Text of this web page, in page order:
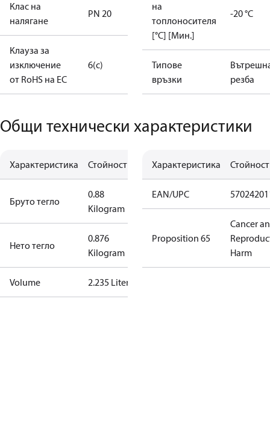
Клас на
налягане
PN 20
Клауза за
изключение
от RoHS на ЕС
6(c)
на
топлоносителя
[°C] [Мин.]
-20 °C
Типове
връзки
резба
Общи технически характеристики
Характеристика Стойност
Бруто тегло
0.88
Kilogram
Нето тегло
0.876
Kilogram
Volume 2.235 Liter
Характеристика Стойност
EAN/UPC
Proposition 65
Cancer
Harm